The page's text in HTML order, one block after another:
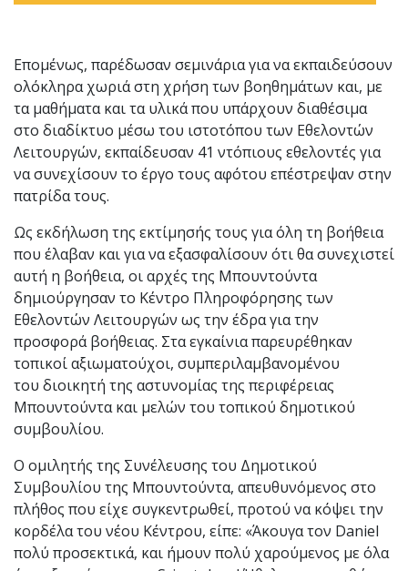
Επομένως, παρέδωσαν σεμινάρια για να εκπαιδεύσουν
ολόκληρα χωριά στη χρήση των βοηθημάτων και, με
τα μαθήματα και τα υλικά που υπάρχουν διαθέσιμα
στο διαδίκτυο μέσω του ιστοτόπου των Εθελοντών
Λειτουργών, εκπαίδευσαν 41 ντόπιους εθελοντές για
να συνεχίσουν το έργο τους αφότου επέστρεψαν στην
πατρίδα τους.
Ως εκδήλωση της εκτίμησής τους για όλη τη βοήθεια
που έλαβαν και για να εξασφαλίσουν ότι θα συνεχιστεί
αυτή η βοήθεια, οι αρχές της Μπουντούντα
δημιούργησαν το Κέντρο Πληροφόρησης των
Εθελοντών Λειτουργών ως την έδρα για την
προσφορά βοήθειας. Στα εγκαίνια παρευρέθηκαν
τοπικοί αξιωματούχοι, συμπεριλαμβανομένου
του διοικητή της αστυνομίας της περιφέρειας
Μπουντούντα και μελών του τοπικού δημοτικού
συμβουλίου.
Ο ομιλητής της Συνέλευσης του Δημοτικού
Συμβουλίου της Μπουντούντα, απευθυνόμενος στο
πλήθος που είχε συγκεντρωθεί, προτού να κόψει την
κορδέλα του νέου Κέντρου, είπε: «Άκουγα τον Daniel
πολύ προσεκτικά, και ήμουν πολύ χαρούμενος με όλα